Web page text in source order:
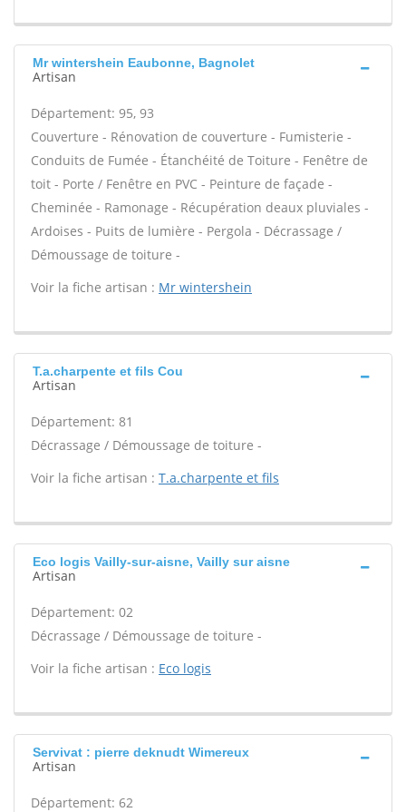
Mr wintershein Eaubonne, Bagnolet
Artisan
Département: 95, 93
Couverture - Rénovation de couverture - Fumisterie -
Conduits de Fumée - Étanchéité de Toiture - Fenêtre de
toit - Porte / Fenêtre en PVC - Peinture de façade -
Cheminée - Ramonage - Récupération deaux pluviales -
Ardoises - Puits de lumière - Pergola - Décrassage /
Démoussage de toiture -
Voir la fiche artisan : Mr wintershein
T.a.charpente et fils Cou
Artisan
Département: 81
Décrassage / Démoussage de toiture -
Voir la fiche artisan : T.a.charpente et fils
Eco logis Vailly-sur-aisne, Vailly sur aisne
Artisan
Département: 02
Décrassage / Démoussage de toiture -
Voir la fiche artisan : Eco logis
Servivat : pierre deknudt Wimereux
Artisan
Département: 62